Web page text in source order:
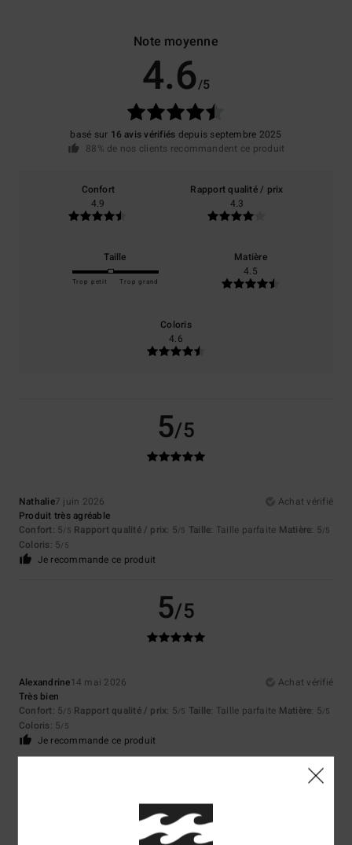
Note moyenne
4.6/5
basé sur 16 avis vérifiés depuis septembre 2025
88% de nos clients recommandent ce produit
Confort
4.9
Rapport qualité / prix
4.3
Taille
Trop petit Trop grand
Matière
4.5
Coloris
4.6
5/5
Nathalie7 juin 2026
Achat vérifié
Produit très agréable
Confort: 5/5 Rapport qualité / prix: 5/5 Taille: Taille parfaite Matière: 5/5
Coloris: 5/5
Je recommande ce produit
5/5
Alexandrine14 mai 2026
Achat vérifié
Très bien
Confort: 5/5 Rapport qualité / prix: 5/5 Taille: Taille parfaite Matière: 5/5
Coloris: 5/5
Je recommande ce produit